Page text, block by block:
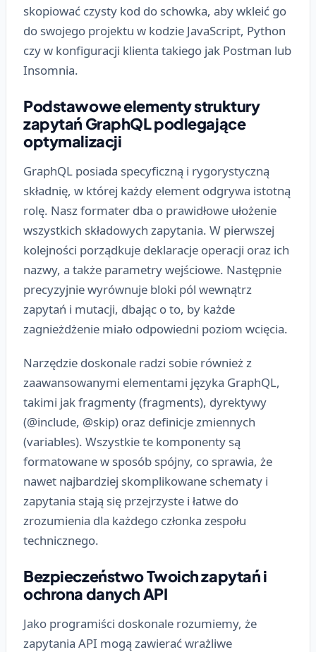
skopiować czysty kod do schowka, aby wkleić go
do swojego projektu w kodzie JavaScript, Python
czy w konfiguracji klienta takiego jak Postman lub
Insomnia.
Podstawowe elementy struktury
zapytań GraphQL podlegające
optymalizacji
GraphQL posiada specyficzną i rygorystyczną
składnię, w której każdy element odgrywa istotną
rolę. Nasz formater dba o prawidłowe ułożenie
wszystkich składowych zapytania. W pierwszej
kolejności porządkuje deklaracje operacji oraz ich
nazwy, a także parametry wejściowe. Następnie
precyzyjnie wyrównuje bloki pól wewnątrz
zapytań i mutacji, dbając o to, by każde
zagnieżdżenie miało odpowiedni poziom wcięcia.
Narzędzie doskonale radzi sobie również z
zaawansowanymi elementami języka GraphQL,
takimi jak fragmenty (fragments), dyrektywy
(@include, @skip) oraz definicje zmiennych
(variables). Wszystkie te komponenty są
formatowane w sposób spójny, co sprawia, że
nawet najbardziej skomplikowane schematy i
zapytania stają się przejrzyste i łatwe do
zrozumienia dla każdego członka zespołu
technicznego.
Bezpieczeństwo Twoich zapytań i
ochrona danych API
Jako programiści doskonale rozumiemy, że
zapytania API mogą zawierać wrażliwe